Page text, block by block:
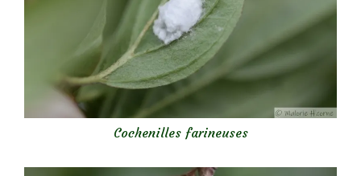
Cochenilles farineuses